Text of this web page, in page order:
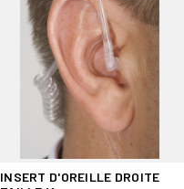
INSERT D'OREILLE DROITE